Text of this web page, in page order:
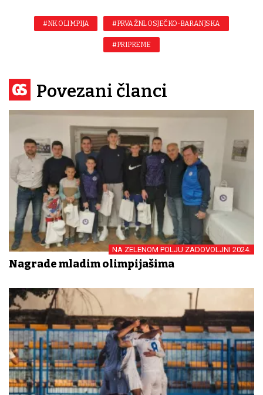
#NK OLIMPIJA #PRVA ŽNL OSJEČKO-BARANJSKA
#PRIPREME
Povezani članci
NA ZELENOM POLJU ZADOVOLJNI 2024.
Nagrade mladim olimpijašima